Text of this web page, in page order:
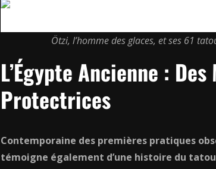
Ötzi, l’homme des glaces, et ses 61
L’Égypte Ancienne :
Protectrices
Contemporaine des premières pratiques
témoigne également d’une histoire du